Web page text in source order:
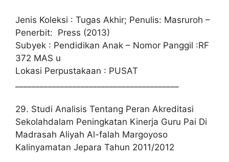
Jenis Koleksi : Tugas Akhir; Penulis: Masruroh –
Penerbit: Press (2013)
Subyek : Pendidikan Anak – Nomor Panggil :RF
372 MAS u
Lokasi Perpustakaan : PUSAT
29. Studi Analisis Tentang Peran Akreditasi
Sekolahdalam Peningkatan Kinerja Guru Pai Di
Madrasah Aliyah Al-falah Margoyoso
Kalinyamatan Jepara Tahun 2011/2012